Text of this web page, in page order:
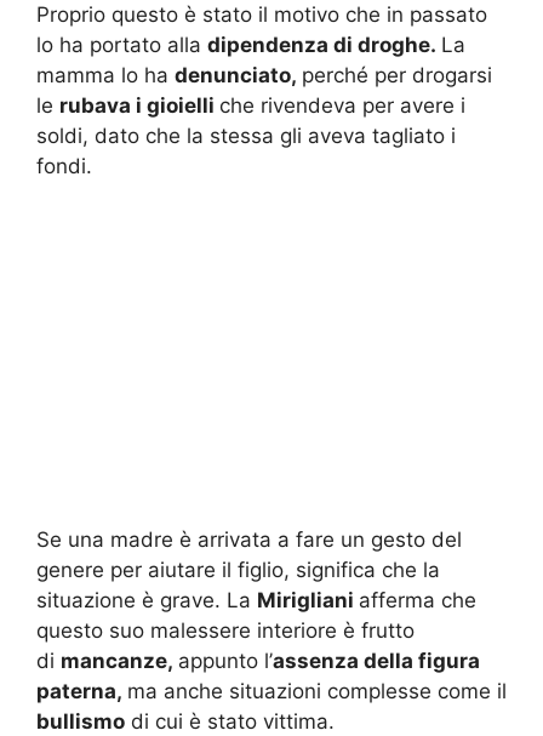
Proprio questo è stato il motivo che in passato
lo ha portato alla dipendenza di droghe. La
mamma lo ha denunciato, perché per drogarsi
le rubava i gioielli che rivendeva per avere i
soldi, dato che la stessa gli aveva tagliato i
fondi.
Se una madre è arrivata a fare un gesto del
genere per aiutare il figlio, significa che la
situazione è grave. La Mirigliani afferma che
questo suo malessere interiore è frutto
di mancanze, appunto l’assenza della figura
paterna, ma anche situazioni complesse come il
bullismo di cui è stato vittima.